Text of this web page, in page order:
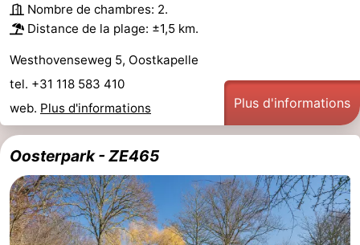
Nombre de chambres: 2.
Distance de la plage: ±1,5 km.
Westhovenseweg 5, Oostkapelle
tel. +31 118 583 410
web. Plus d'informations Plus d'informations
Oosterpark - ZE465